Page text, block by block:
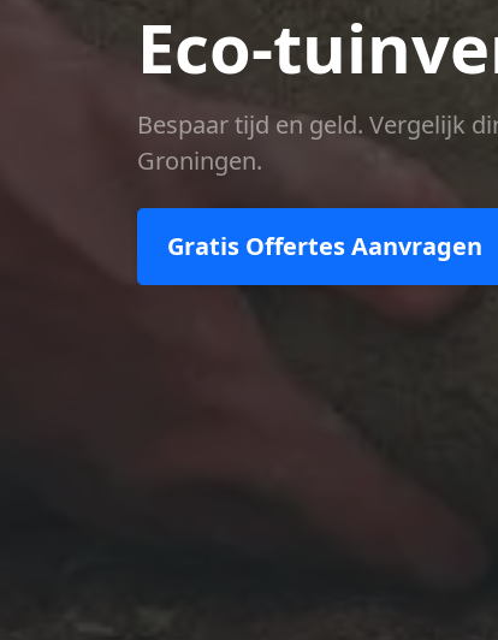
Eco-
Bespaar tijd en geld. Vergelijk
Groningen.
Gratis Offertes Aanvragen